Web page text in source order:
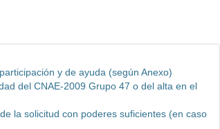
y de ayuda (según Anexo)
del CNAE-2009 Grupo 47 o del alta en el
la solicitud con poderes suficientes (en caso